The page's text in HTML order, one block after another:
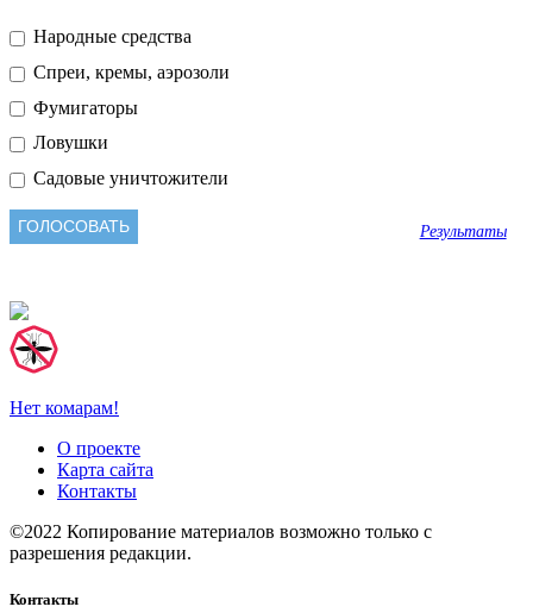
Народные средства
Спреи, кремы, аэрозоли
Фумигаторы
Ловушки
Садовые уничтожители
Результаты
Нет комарам!
О проекте
Карта сайта
Контакты
©2022 Копирование материалов возможно только с
разрешения редакции.
Контакты